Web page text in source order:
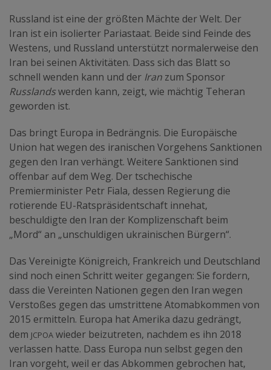
Russland ist eine der größten Mächte der Welt. Der
Iran ist ein isolierter Pariastaat. Beide sind Feinde des
Westens, und Russland unterstützt normalerweise den
Iran bei seinen Aktivitäten. Dass sich das Blatt so
schnell wenden kann und der Iran zum Sponsor
Russlandswerden kann, zeigt, wie mächtig Teheran
geworden ist.
Das bringt Europa in Bedrängnis. Die Europäische
Union hat wegen des iranischen Vorgehens Sanktionen
gegen den Iran verhängt. Weitere Sanktionen sind
offenbar auf dem Weg. Der tschechische
Premierminister Petr Fiala, dessen Regierung die
rotierende EU-Ratspräsidentschaft innehat,
beschuldigte den Iran der Komplizenschaft beim
„Mord“ an „unschuldigen ukrainischen Bürgern“.
Das Vereinigte Königreich, Frankreich und Deutschland
sind noch einen Schritt weiter gegangen: Sie fordern,
dass die Vereinten Nationen gegen den Iran wegen
Verstoßes gegen das umstrittene Atomabkommen von
2015 ermitteln. Europa hat Amerika dazu gedrängt,
dem JCPOAwieder beizutreten, nachdem es ihn 2018
verlassen hatte. Dass Europa nun selbst gegen den
Iran vorgeht, weil er das Abkommen gebrochen hat,